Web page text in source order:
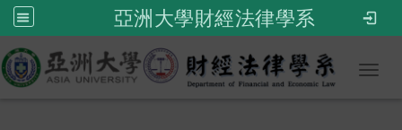
亞洲大學財經法律學系